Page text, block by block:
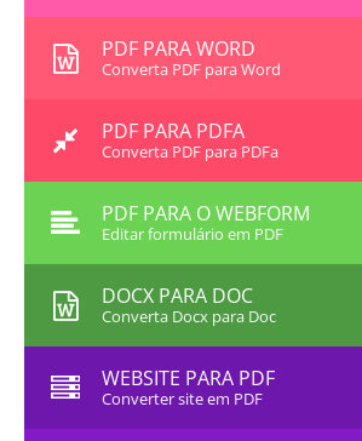
PDF PARA WORD
Converta PDF para Word
PDF PARA PDFA
Converta PDF para PDFa
PDF PARA O WEBFORM
Editar formulário em PDF
DOCX PARA DOC
Converta Docx para Doc
WEBSITE PARA PDF
Converter site em PDF